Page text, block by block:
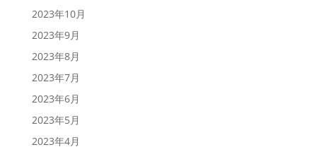
2023年10月
2023年9月
2023年8月
2023年7月
2023年6月
2023年5月
2023年4月